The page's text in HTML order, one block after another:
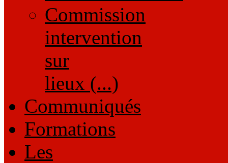
Commission
intervention
sur
lieux (...)
Communiqués
Formations
Les